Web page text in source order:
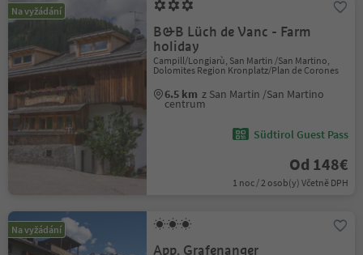
Na vyžádání
B&B Lüch de Vanc - Farm
holiday
Campill/Longiarù, San Martin /San Martino,
Dolomites Region Kronplatz/Plan de Corones
6.5 km z San Martin /San Martino
centrum
Südtirol Guest Pass
Od 148€
1 noc / 2 osob(y) Včetně DPH
Na vyžádání
App. Grafenanger